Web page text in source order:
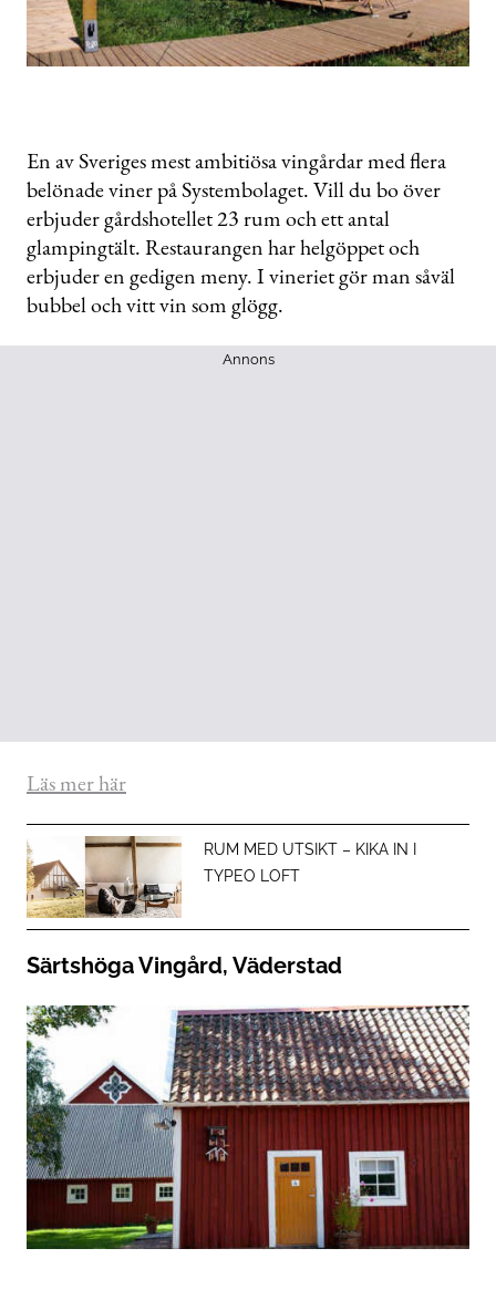
En av Sveriges mest ambitiösa vingårdar med flera
belönade viner på Systembolaget. Vill du bo över
erbjuder gårdshotellet 23 rum och ett antal
glampingtält. Restaurangen har helgöppet och
erbjuder en gedigen meny. I vineriet gör man såväl
bubbel och vitt vin som glögg.
Annons
Läs mer här
RUM MED UTSIKT – KIKA IN I
TYPEO LOFT
Särtshöga Vingård, Väderstad